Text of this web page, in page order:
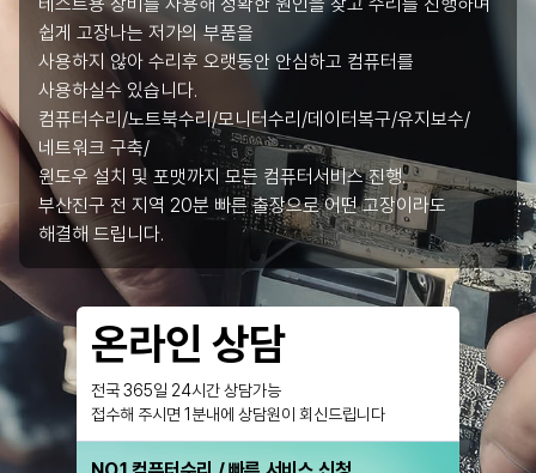
쉽게 고장나는 저가의 부품을
사용하지 않아 수리후 오랫동안 안심하고 컴퓨터를
사용하실수 있습니다.
컴퓨터수리/노트북수리/모니터수리/데이터복구/유지보수/
네트워크 구축/
윈도우 설치 및 포맷까지 모든 컴퓨터서비스 진행.
부산진구 전 지역 20분 빠른 출장으로 어떤 고장이라도
해결해 드립니다.
온라인 상담
전국 365일 24시간 상담가능
접수해 주시면 1분내에 상담원이 회신드립니다